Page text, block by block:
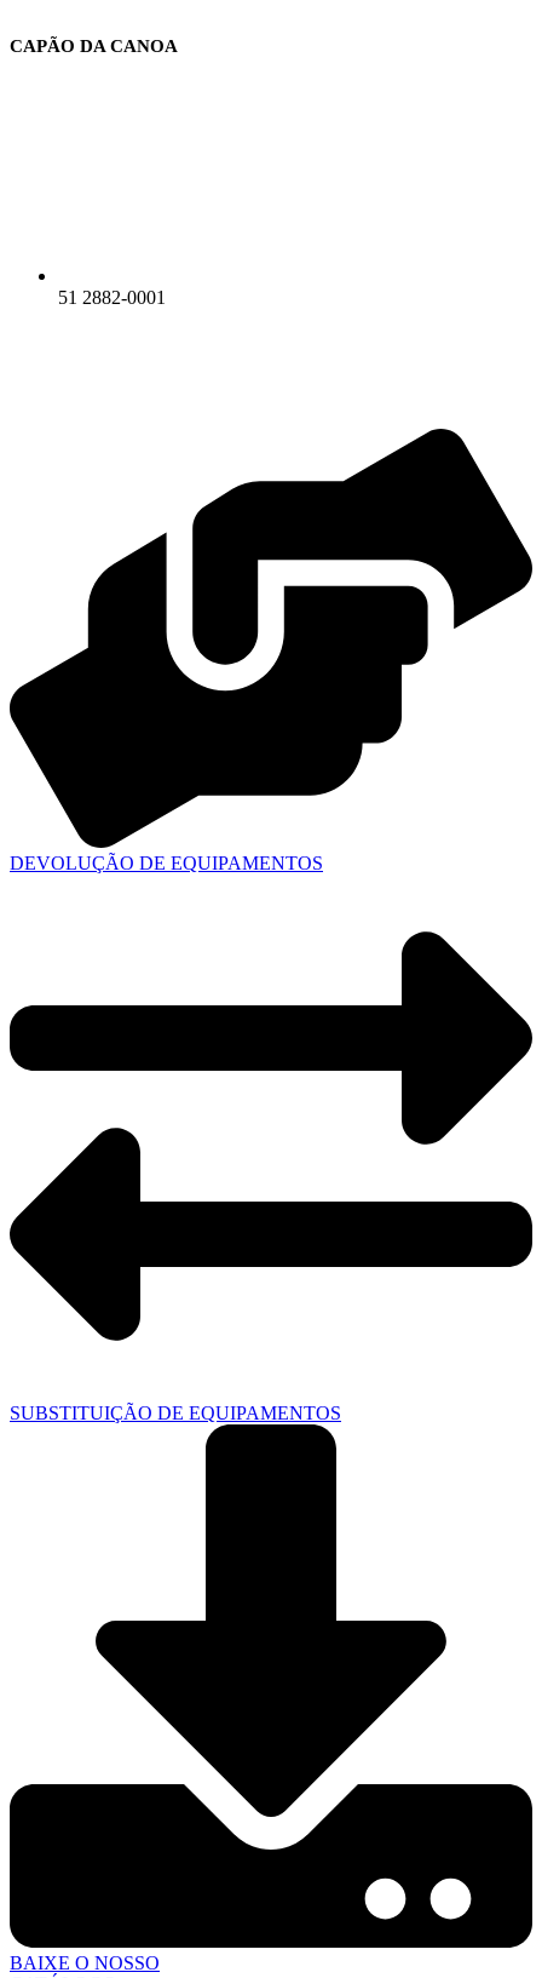
para
CAPÃO DA CANOA
51 2882-0001
DEVOLUÇÃO DE EQUIPAMENTOS
SUBSTITUIÇÃO DE EQUIPAMENTOS
BAIXE O NOSSO